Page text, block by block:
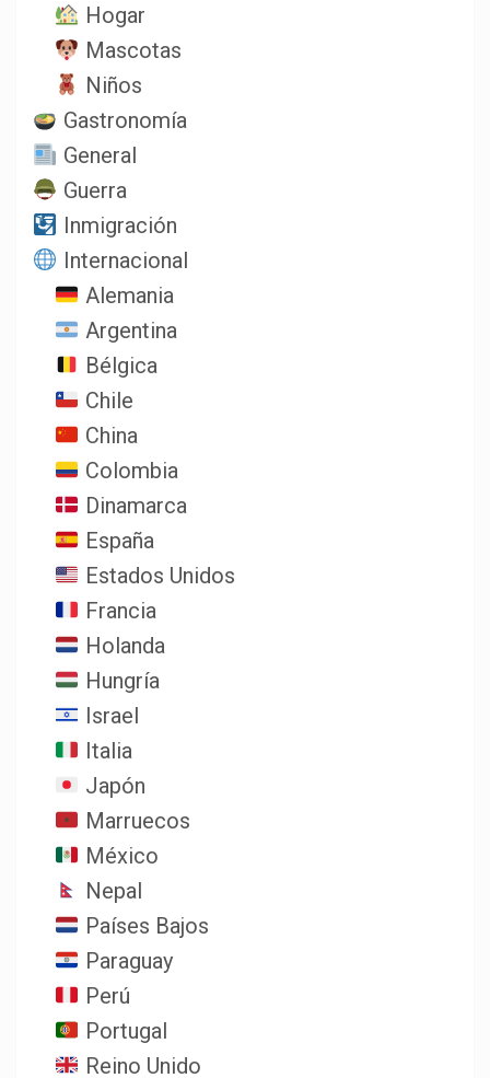
Hogar
Mascotas
Niños
Gastronomía
General
Guerra
Inmigración
Internacional
Alemania
Argentina
Bélgica
Chile
China
Colombia
Dinamarca
España
Estados Unidos
Francia
Holanda
Hungría
Israel
Italia
Japón
Marruecos
México
Nepal
Países Bajos
Paraguay
Perú
Portugal
Reino Unido